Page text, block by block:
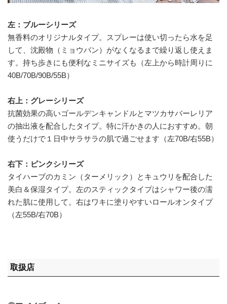
左：ブルーシリーズ
無香料のオリジナルタイプ。スプレーは使い切ったら水を足
して、沈殿物（ミョウバン）がなくなるまで繰り返し使えま
す。持ち歩きにも便利なミニサイズも（左上から時計周りに
40B/70B/90B/55B）
右上：グレーシリーズ
抗菌効果の高いゴールデンキャンドルとマツカサバーレリア
の抽出液を配合したタイプ。特に汗かきの人におすすめ。朝
使うだけで１日中サラサラの肌で過ごせます（左70B/右55B）
右下：ピンクシリーズ
タイハーブのカミン（ターメリック）とキュウリを配合した
美白＆保湿タイプ。左のスティックタイプはシャワー後の濡
れた肌に使用して。右はワキに塗りやすいロールオンタイプ
（左55B/右70B）
取扱店